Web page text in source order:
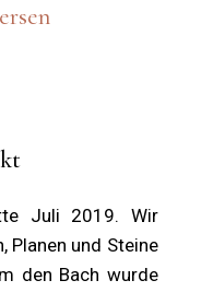
Juli 2019. Wir
Planen und Steine
den Bach wurde